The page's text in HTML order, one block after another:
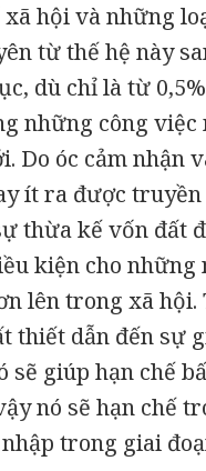
hội và những
từ thế hệ này
dù chỉ là từ
những công việc
Do óc cảm nhận
ít ra được
thừa kế vốn đất
kiện cho
lên trong xã
thiết dẫn đến sự
sẽ giúp hạn chế
nó sẽ hạn chế
trong giai